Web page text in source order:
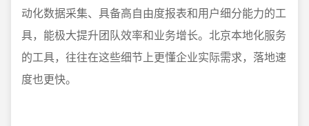
动化数据采集、具备高自由度报表和用户细分能力的工
具，能极大提升团队效率和业务增长。北京本地化服务
的工具，往往在这些细节上更懂企业实际需求，落地速
度也更快。